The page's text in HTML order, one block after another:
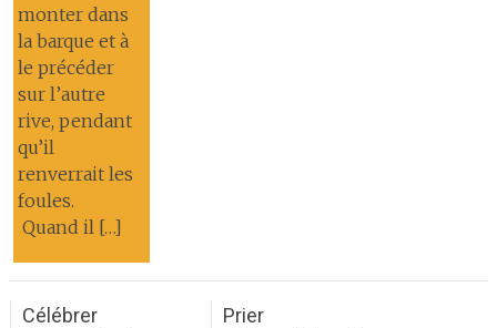
monter dans
la barque et à
le précéder
sur l’autre
rive, pendant
qu’il
renverrait les
foules.
Quand il […]
Célébrer Prier